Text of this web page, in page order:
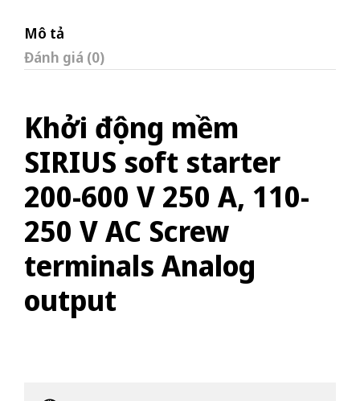
Mô tả
Đánh giá (0)
Khởi động mềm
SIRIUS soft starter
200-600 V 250 A, 110-
250 V AC Screw
terminals Analog
output